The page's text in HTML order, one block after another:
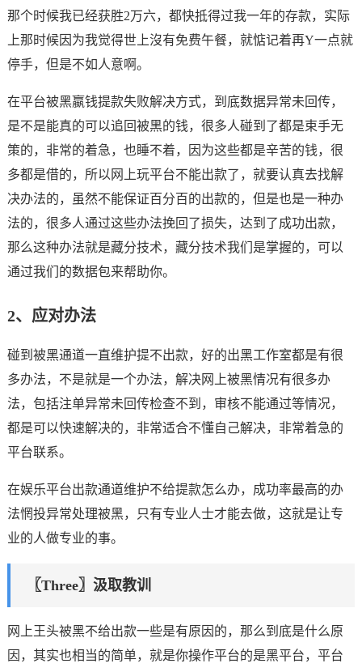
那个时候我已经获胜2万六，都快抵得过我一年的存款，实际
上那时候因为我觉得世上沒有免费午餐，就惦记着再Y一点就
停手，但是不如人意啊。
在平台被黑嬴钱提款失败解决方式，到底数据异常未回传，
是不是能真的可以追回被黑的钱，很多人碰到了都是束手无
策的，非常的着急，也睡不着，因为这些都是辛苦的钱，很
多都是借的，所以网上玩平台不能出款了，就要认真去找解
决办法的，虽然不能保证百分百的出款的，但是也是一种办
法的，很多人通过这些办法挽回了损失，达到了成功出款，
那么这种办法就是藏分技术，藏分技术我们是掌握的，可以
通过我们的数据包来帮助你。
2、应对办法
碰到被黑通道一直维护提不出款，好的出黑工作室都是有很
多办法，不是就是一个办法，解决网上被黑情况有很多办
法，包括注单异常未回传检查不到，审核不能通过等情况，
都是可以快速解决的，非常适合不懂自己解决，非常着急的
平台联系。
在娱乐平台出款通道维护不给提款怎么办，成功率最高的办
法惘投异常处理被黑，只有专业人士才能去做，这就是让专
业的人做专业的事。
〖Three〗汲取教训
网上王头被黑不给出款一些是有原因的，那么到底是什么原
因，其实也相当的简单，就是你操作平台的是黑平台，平台